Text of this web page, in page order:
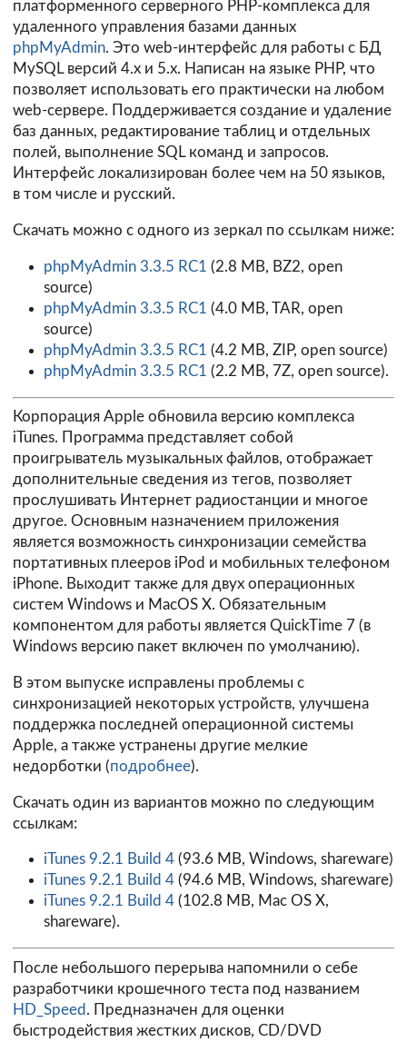
платформенного серверного PHP-комплекса для
удаленного управления базами данных
phpMyAdmin. Это web-интерфейс для работы с БД
MySQL версий 4.х и 5.х. Написан на языке PHP, что
позволяет использовать его практически на любом
web-сервере. Поддерживается создание и удаление
баз данных, редактирование таблиц и отдельных
полей, выполнение SQL команд и запросов.
Интерфейс локализирован более чем на 50 языков,
в том числе и русский.
Скачать можно с одного из зеркал по ссылкам ниже:
phpMyAdmin 3.3.5 RC1 (2.8 MB, BZ2, open
source)
phpMyAdmin 3.3.5 RC1 (4.0 MB, TAR, open
source)
phpMyAdmin 3.3.5 RC1 (4.2 MB, ZIP, open source)
phpMyAdmin 3.3.5 RC1 (2.2 MB, 7Z, open source).
Корпорация Apple обновила версию комплекса
iTunes. Программа представляет собой
проигрыватель музыкальных файлов, отображает
дополнительные сведения из тегов, позволяет
прослушивать Интернет радиостанции и многое
другое. Основным назначением приложения
является возможность синхронизации семейства
портативных плееров iPod и мобильных телефоном
iPhone. Выходит также для двух операционных
систем Windows и MacOS X. Обязательным
компонентом для работы является QuickTime 7 (в
Windows версию пакет включен по умолчанию).
В этом выпуске исправлены проблемы с
синхронизацией некоторых устройств, улучшена
поддержка последней операционной системы
Apple, а также устранены другие мелкие
недорботки (подробнее).
Скачать один из вариантов можно по следующим
ссылкам:
iTunes 9.2.1 Build 4(93.6 MB, Windows, shareware)
iTunes 9.2.1 Build 4(94.6 MB, Windows, shareware)
iTunes 9.2.1 Build 4(102.8 MB, Mac OS X,
shareware).
После небольшого перерыва напомнили о себе
разработчики крошечного теста под названием
HD_Speed . Предназначен для оценки
быстродействия жестких дисков, CD/DVD